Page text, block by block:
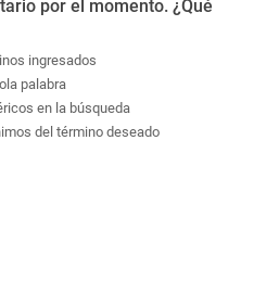
por el momento. ¿Qué
ingresados
palabra
en la búsqueda
del término deseado